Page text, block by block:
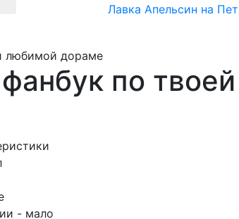
Лавка Апельсин на
любимой дораме
по
- мало